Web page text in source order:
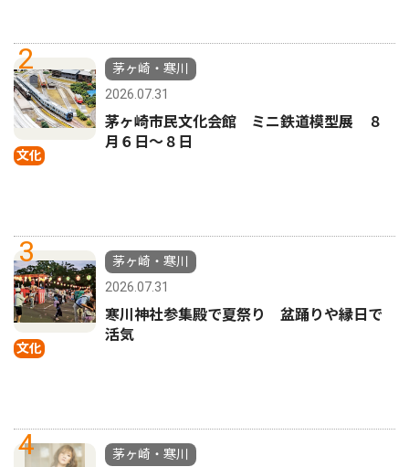
2
文化
茅ヶ崎・寒川
2026.07.31
茅ヶ崎市民文化会館 ミニ鉄道模型展 ８
月６日〜８日
3
文化
茅ヶ崎・寒川
2026.07.31
寒川神社参集殿で夏祭り 盆踊りや縁日で
活気
4
茅ヶ崎・寒川